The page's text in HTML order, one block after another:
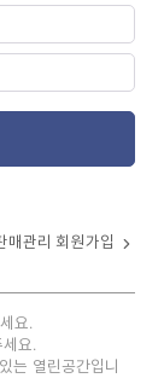
매관리 회원가입
요.
요.
는 열린공간입니